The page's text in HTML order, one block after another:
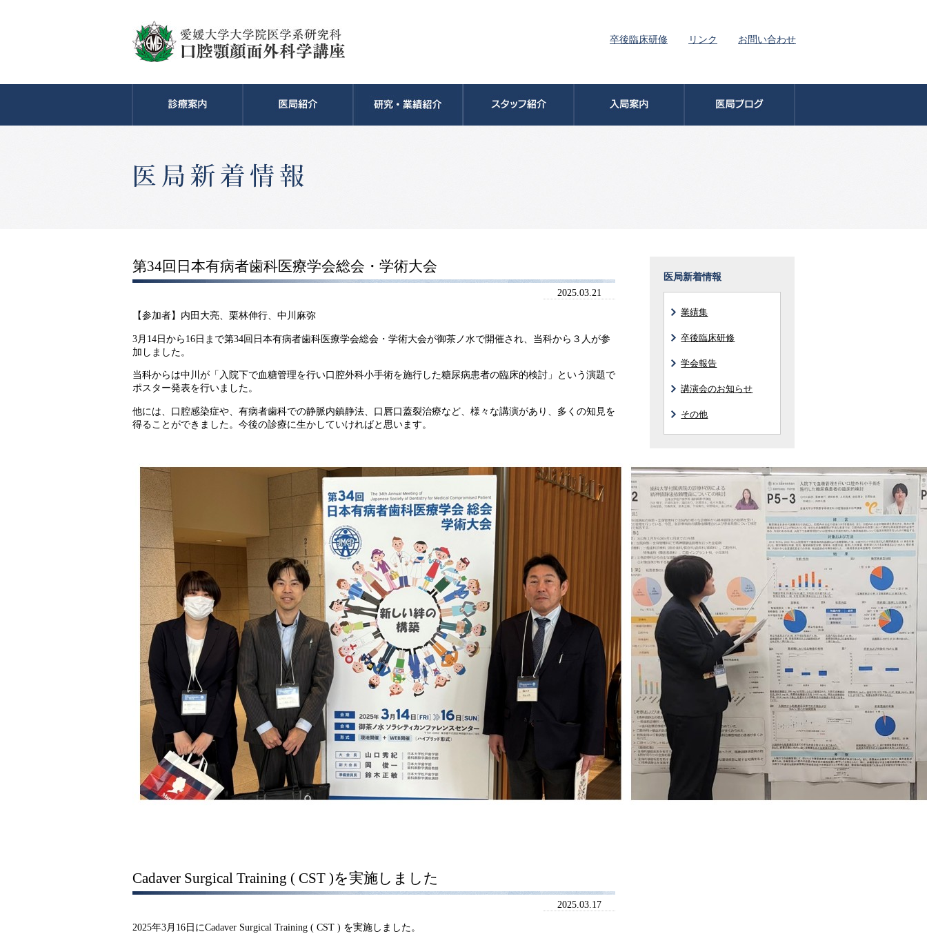
卒後臨床研修 リンク お問い合わせ
第34回日本有病者歯科医療学会総会・学術大会
2025.03.21
【参加者】内田大亮、栗林伸行、中川麻弥
3月14日から16日まで第34回日本有病者歯科医療学会総会・学術大会が御茶ノ水で開催され、当科から３人が参
加しました。
当科からは中川が「入院下で血糖管理を行い口腔外科小手術を施行した糖尿病患者の臨床的検討」という演題で
ポスター発表を行いました。
他には、口腔感染症や、有病者歯科での静脈内鎮静法、口唇口蓋裂治療など、様々な講演があり、多くの知見を
得ることができました。今後の診療に生かしていければと思います。
Cadaver Surgical Training ( CST )を実施しました
2025.03.17
2025年3月16日にCadaver Surgical Training ( CST ) を実施しました。
医局新着情報
業績集
卒後臨床研修
学会報告
講演会のお知らせ
その他